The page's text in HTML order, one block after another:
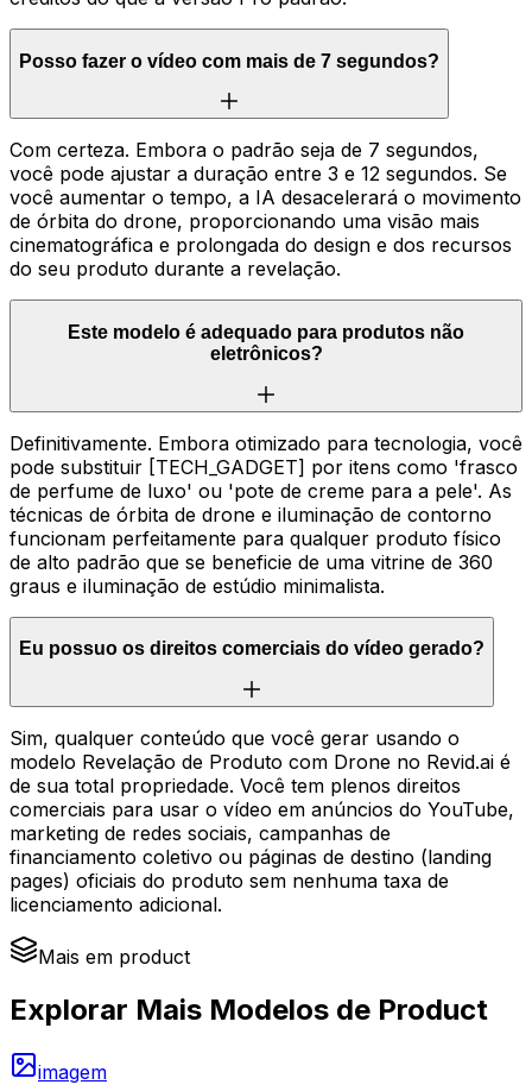
Posso fazer o vídeo com mais de 7 segundos?
Com certeza. Embora o padrão seja de 7 segundos,
você pode ajustar a duração entre 3 e 12 segundos. Se
você aumentar o tempo, a IA desacelerará o movimento
de órbita do drone, proporcionando uma visão mais
cinematográfica e prolongada do design e dos recursos
do seu produto durante a revelação.
Este modelo é adequado para produtos não
eletrônicos?
Definitivamente. Embora otimizado para tecnologia, você
pode substituir [TECH_GADGET] por itens como 'frasco
de perfume de luxo' ou 'pote de creme para a pele'. As
técnicas de órbita de drone e iluminação de contorno
funcionam perfeitamente para qualquer produto físico
de alto padrão que se beneficie de uma vitrine de 360
graus e iluminação de estúdio minimalista.
Eu possuo os direitos comerciais do vídeo gerado?
Sim, qualquer conteúdo que você gerar usando o
modelo Revelação de Produto com Drone no Revid.ai é
de sua total propriedade. Você tem plenos direitos
comerciais para usar o vídeo em anúncios do YouTube,
marketing de redes sociais, campanhas de
financiamento coletivo ou páginas de destino (landing
pages) oficiais do produto sem nenhuma taxa de
licenciamento adicional.
Mais em product
Explorar Mais Modelos de Product
imagem